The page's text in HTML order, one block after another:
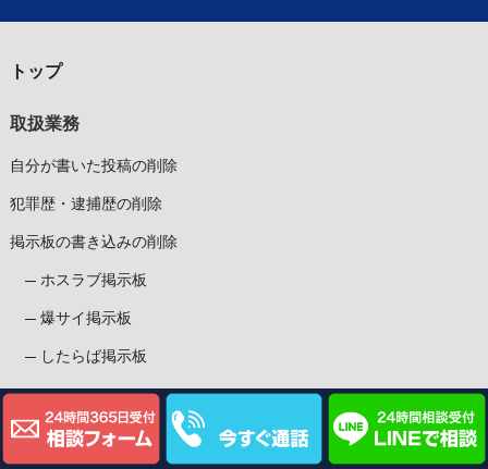
トップ
取扱業務
自分が書いた投稿の削除
犯罪歴・逮捕歴の削除
掲示板の書き込みの削除
ホスラブ掲示板
爆サイ掲示板
したらば掲示板
5ちゃんねる
投稿者を特定